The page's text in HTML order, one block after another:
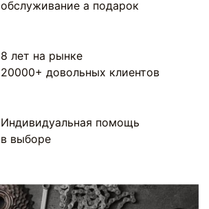
обслуживание а подарок
8 лет на рынке
20000+ довольных клиентов
Индивидуальная помощь
в выборе